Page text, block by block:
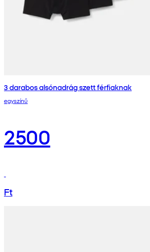
3 darabos alsónadrág szett férfiaknak
egyszínű
2500
Ft